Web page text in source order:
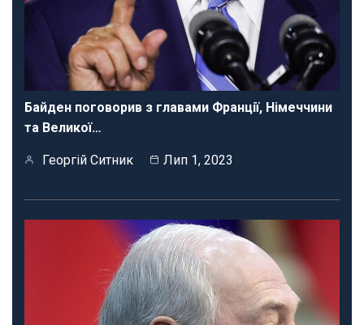
Байден поговорив з главами Франції, Німеччини
та Великої…
Георгій Ситник Лип 1, 2023